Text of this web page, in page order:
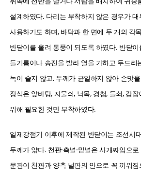
설계하였다. 다리는 부착하지 않은 경우가
사용하기도 하며, 바닥과 한 면에 두 개의 각
반닫이를 올려 통풍이 되도록 하였다. 반닫
들기름이나 송진을 발라 열을 가하고 두드리
녹이 슬지 않고, 두께가 균일하지 않아 손맛
장식은 앞바탕, 자물쇠, 낙목, 경첩, 들쇠, 감
위해 필요한 것만 부착하였다.
일제강점기 이후에 제작된 반닫이는 조선시
두께가 얇다. 천판·측널·밑널은 사개짜임으
문판이 천판과 양측 널판의 안으로 꼭 끼워